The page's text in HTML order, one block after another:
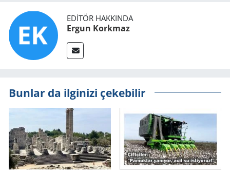
EDITÖR HAKKINDA
Ergun Korkmaz
Bunlar da ilginizi çekebilir